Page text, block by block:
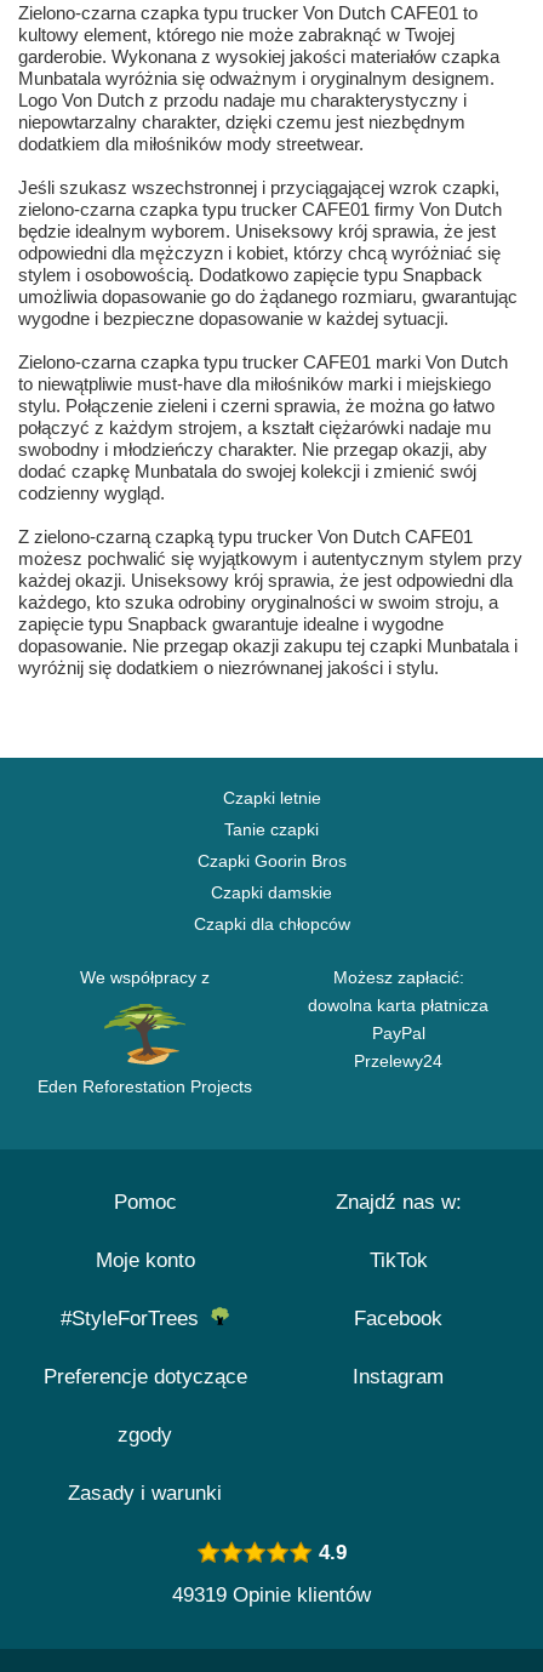
Zielono-czarna czapka typu trucker Von Dutch CAFE01 to
kultowy element, którego nie może zabraknąć w Twojej
garderobie. Wykonana z wysokiej jakości materiałów czapka
Munbatala wyróżnia się odważnym i oryginalnym designem.
Logo Von Dutch z przodu nadaje mu charakterystyczny i
niepowtarzalny charakter, dzięki czemu jest niezbędnym
dodatkiem dla miłośników mody streetwear.
Jeśli szukasz wszechstronnej i przyciągającej wzrok czapki,
zielono-czarna czapka typu trucker CAFE01 firmy Von Dutch
będzie idealnym wyborem. Uniseksowy krój sprawia, że jest
odpowiedni dla mężczyzn i kobiet, którzy chcą wyróżniać się
stylem i osobowością. Dodatkowo zapięcie typu Snapback
umożliwia dopasowanie go do żądanego rozmiaru, gwarantując
wygodne i bezpieczne dopasowanie w każdej sytuacji.
Zielono-czarna czapka typu trucker CAFE01 marki Von Dutch
to niewątpliwie must-have dla miłośników marki i miejskiego
stylu. Połączenie zieleni i czerni sprawia, że można go łatwo
połączyć z każdym strojem, a kształt ciężarówki nadaje mu
swobodny i młodzieńczy charakter. Nie przegap okazji, aby
dodać czapkę Munbatala do swojej kolekcji i zmienić swój
codzienny wygląd.
Z zielono-czarną czapką typu trucker Von Dutch CAFE01
możesz pochwalić się wyjątkowym i autentycznym stylem przy
każdej okazji. Uniseksowy krój sprawia, że jest odpowiedni dla
każdego, kto szuka odrobiny oryginalności w swoim stroju, a
zapięcie typu Snapback gwarantuje idealne i wygodne
dopasowanie. Nie przegap okazji zakupu tej czapki Munbatala i
wyróżnij się dodatkiem o niezrównanej jakości i stylu.
Czapki letnie
Tanie czapki
Czapki Goorin Bros
Czapki damskie
Czapki dla chłopców
We współpracy z
Eden Reforestation Projects
Możesz zapłacić:
dowolna karta płatnicza
PayPal
Przelewy24
Pomoc
Moje konto
#StyleForTrees
Preferencje dotyczące
zgody
Zasady i warunki
Znajdź nas w:
TikTok
Facebook
Instagram
4.9
49319 Opinie klientów